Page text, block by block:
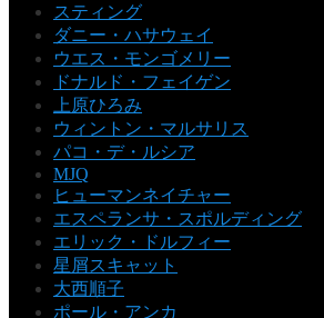
スティング
ダニー・ハサウェイ
ウエス・モンゴメリー
ドナルド・フェイゲン
上原ひろみ
ウィントン・マルサリス
パコ・デ・ルシア
MJQ
ヒューマンネイチャー
エスペランサ・スポルディング
エリック・ドルフィー
星屑スキャット
大西順子
ポール・アンカ